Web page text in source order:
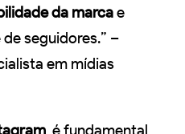
da marcae
seguidores.” –
em mídias
, é fundamental